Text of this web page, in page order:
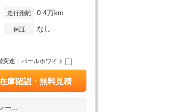
走行距離 0.4万km
保証 なし
変速 パールホワイト
庫確認・無料見積
...